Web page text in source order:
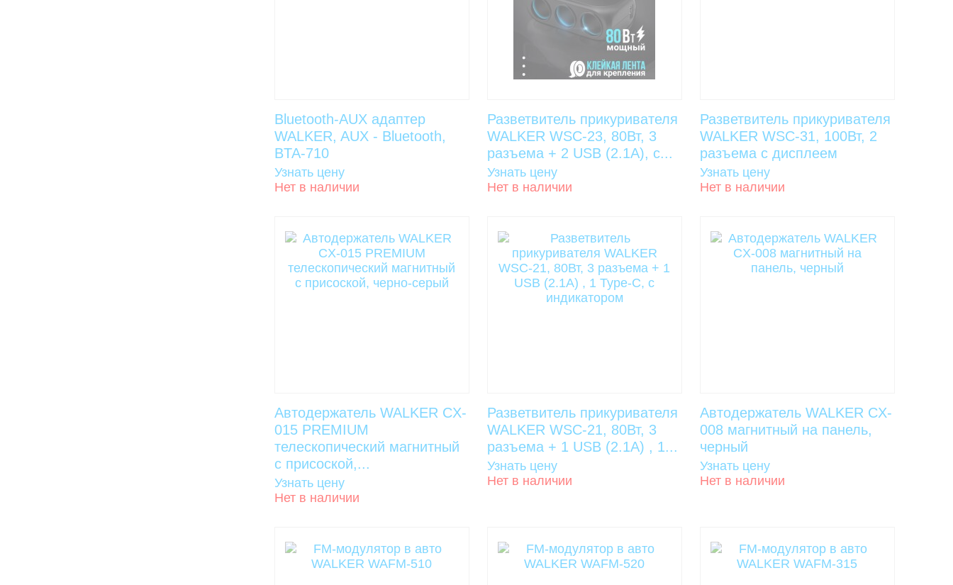
Bluetooth-AUX адаптер
WALKER, AUX - Bluetooth,
BTA-710
Узнать цену
Нет в наличии
Разветвитель прикуривателя
WALKER WSC-23, 80Вт, 3
разъема + 2 USB (2.1А), с...
Узнать цену
Нет в наличии
Разветвитель прикуривателя
WALKER WSC-31, 100Вт, 2
разъема с дисплеем
Узнать цену
Нет в наличии
Автодержатель WALKER CX-
015 PREMIUM
телескопический магнитный
с присоской,...
Узнать цену
Нет в наличии
Разветвитель прикуривателя
WALKER WSC-21, 80Вт, 3
разъема + 1 USB (2.1А) , 1...
Узнать цену
Нет в наличии
Автодержатель WALKER CX-
008 магнитный на панель,
черный
Узнать цену
Нет в наличии